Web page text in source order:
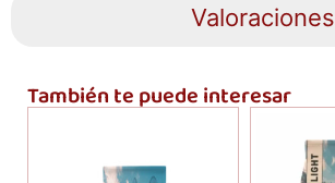
Valoraciones
También te puede interesar